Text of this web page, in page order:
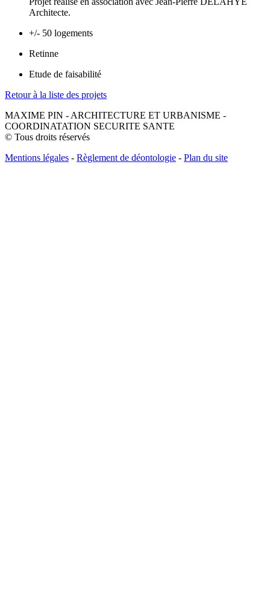
Architecte.
+/- 50 logements
Retinne
Etude de faisabilité
Retour à la liste des projets
MAXIME PIN - ARCHITECTURE ET URBANISME -
COORDINATATION SECURITE SANTE
© Tous droits réservés
Mentions légales - Règlement de déontologie - Plan du site